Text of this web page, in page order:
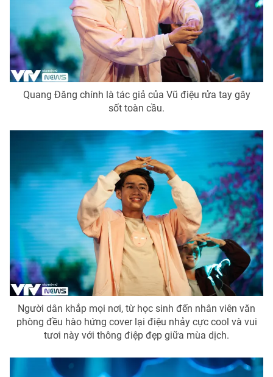
VTV4 Vươn mình bằng AI
VTV9 VTV8
Liên hệ tòa soạn English
THỜI BÁO VTV
Theo dõi báo trên
Cơ quan chủ quản:Đài Truyền hình Việt Nam
Cơ quan báo chí:Thời báo VTV
Giấy phép hoạt động báo in và báo điện tử số 483/GP-BTTTT
cấp ngày 29/12/2023
Tổng Biên tập:Vũ Thanh Thủy
Phó Tổng Biên tập:Nguyễn Thị Mỹ Hạnh, Phạm Quốc Thắng,
Tổng đài VTV: 024.38 355 931 - 024.38 355 932
Quang Đăng chính là tác giả của Vũ điệu rửa tay gây
sốt toàn cầu.
Người dân khắp mọi nơi, từ học sinh đến nhân viên văn
phòng đều hào hứng cover lại điệu nhảy cực cool và vui
tươi này với thông điệp đẹp giữa mùa dịch.